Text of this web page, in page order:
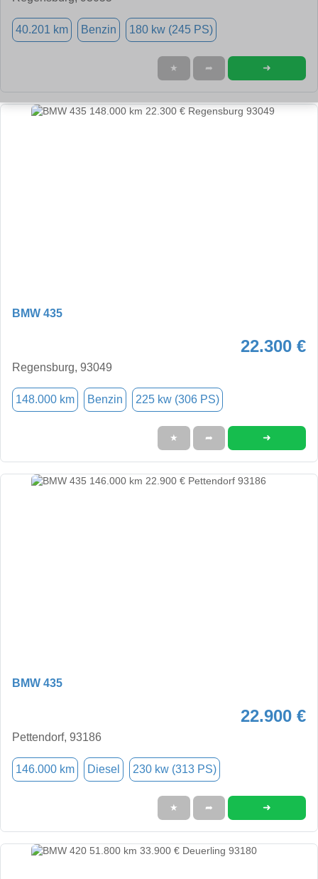
40.201 km Benzin 180 kw (245 PS)
★ ➦ ➜
BMW 435
22.300 €
Regensburg, 93049
148.000 km Benzin 225 kw (306 PS)
★ ➦ ➜
BMW 435
22.900 €
Pettendorf, 93186
146.000 km Diesel 230 kw (313 PS)
★ ➦ ➜